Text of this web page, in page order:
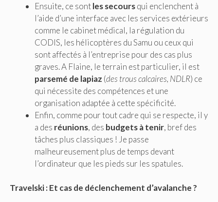
Ensuite, ce sontles secoursqui enclenchent à
l’aide d’une interface avec les services extérieurs
comme le cabinet médical, la régulation du
CODIS, les hélicoptères du Samu ou ceux qui
sont affectés à l’entreprise pour des cas plus
graves. A Flaine, le terrain est particulier, il est
parsemé de lapiaz (des trous calcaires, NDLR) ce
qui nécessite des compétences et une
organisation adaptée à cette spécificité.
Enfin, comme pour tout cadre qui se respecte, il y
a des réunions, des budgets à tenir, bref des
tâches plus classiques ! Je passe
malheureusement plus de temps devant
l’ordinateur que les pieds sur les spatules.
Travelski : Et cas de déclenchement d’avalanche ?